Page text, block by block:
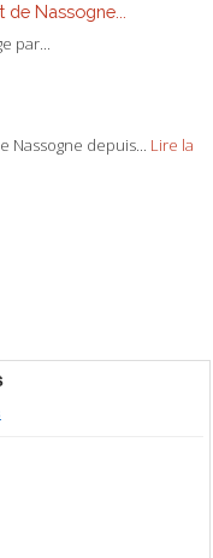
de Nassogne...
par...
Nassogne depuis... Lire la